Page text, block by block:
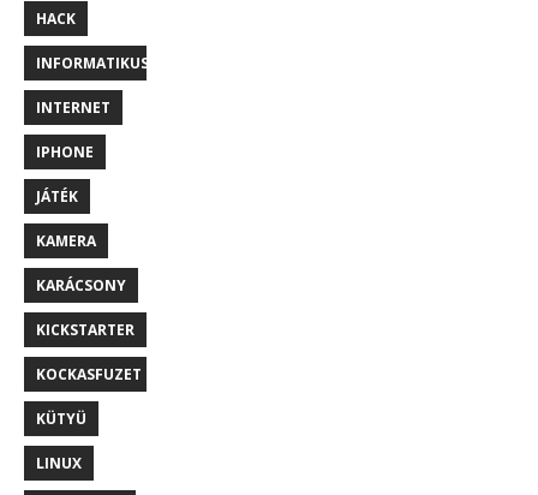
HACK
INFORMATIKUS
INTERNET
IPHONE
JÁTÉK
KAMERA
KARÁCSONY
KICKSTARTER
KOCKASFUZET
KÜTYÜ
LINUX